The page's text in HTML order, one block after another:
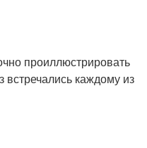
проиллюстрировать
встречались каждому из